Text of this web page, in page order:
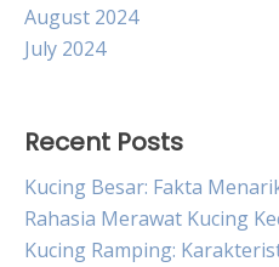
August 2024
July 2024
Recent Posts
Kucing Besar: Fakta
Rahasia Merawat Kucing
Kucing Ramping: